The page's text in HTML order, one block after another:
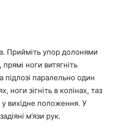
Прийміть упор долонями
ноги витягніть
підлозі паралельно один
ноги зігніть в колінах, таз
у вихідне положення. У
м’язи рук.